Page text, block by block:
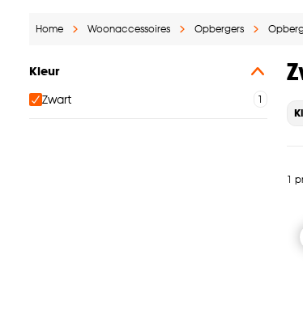
Home Woonaccessoires Opbergers
Kleur
Zwart
1